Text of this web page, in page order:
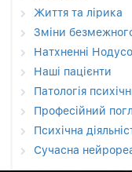
Життя та лірика
Зміни
Натхненні
Наші пацієнти
Патологія
Професійний
Психічна
Сучасна